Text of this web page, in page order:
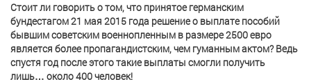
Стоит ли говорить о том, что принятое германским
бундестагом 21 мая 2015 года решение о выплате пособий
бывшим советским военнопленным в размере 2500 евро
является более пропагандистским, чем гуманным актом? Ведь
спустя год после этого такие выплаты смогли получить
лишь… около 400 человек!